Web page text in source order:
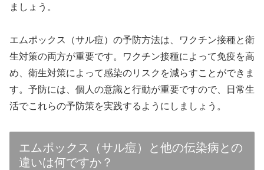
ましょう。
エムポックス（サル痘）の予防方法は、ワクチン接種と衛
生対策の両方が重要です。ワクチン接種によって免疫を高
め、衛生対策によって感染のリスクを減らすことができま
す。予防には、個人の意識と行動が重要ですので、日常生
活でこれらの予防策を実践するようにしましょう。
エムポックス（サル痘）と他の伝染病との
違いは何ですか？